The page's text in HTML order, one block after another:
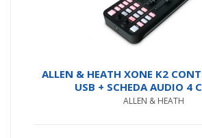
ALLEN & HEATH XONE K2
USB + SCHEDA AUDIO 4
ALLEN & HEATH